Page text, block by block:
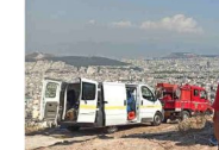
show.
xxx
brandi
lyons